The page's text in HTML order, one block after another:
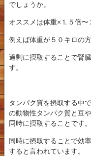
でしょうか。
オススメは体重×⒈５倍〜
例えば体重が５０キロの
過剰に摂取することで腎
す。
タンパク質を摂取する中
の動物性タンパク質と豆
同時に摂取することです。
同時に摂取することで効
すると言われています。